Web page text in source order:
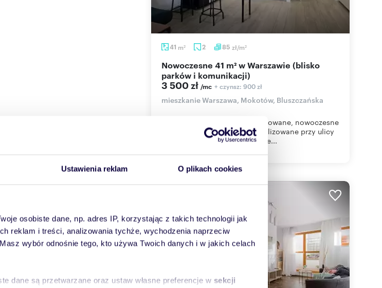
Ustawienia reklam O plikach cookies
osobiste dane, np. adres IP, korzystając z takich technologii jak
reklam i treści, analizowania tychże, wychodzenia naprzeciw
wybór odnośnie tego, kto używa Twoich danych i w jakich celach
dane są przetwarzane oraz ustaw własne preferencje w sekcji
41 m2 2 85 zł/m2
Nowoczesne 41 m² w Warszawie (blisko
parków i komunikacji)
3 500 zł /mc + czynsz: 900 zł
mieszkanie Warszawa, Mokotów, Bluszczańska
For English scroll down Umeblowane, nowoczesne
i komfortowe mieszkanie zlokalizowane przy ulicy
Bluszczańskiej 75 - w niedalekie...